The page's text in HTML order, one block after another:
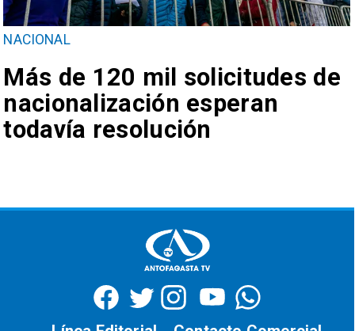
NACIONAL
Más de 120 mil solicitudes de
nacionalización esperan
todavía resolución